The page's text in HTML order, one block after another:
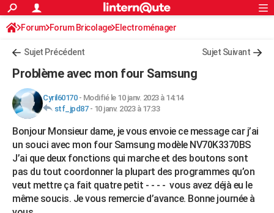
ACTUALITÉS
Politique
Société
Faits Divers
Education
Monde
Villes
+
FINANCE
Retraite
Impôts
Epargne
Immobilier
Risques naturels par ville
Banque
Assurance
Crédit
AUTO
Essais
Réserver un essai
Citadines
Berlines
SUV
Forum auto
+HIGH-TECH
Mobiles
Meilleur smartphone
Internet
Ordinateurs
Jeux vidéo
Guide high-tech
+BRICOLAGE
Forum
Aménagement intérieur
Extérieur
Cuisine
Salle de bains
Jardinage
Rangement
WEEK-END
Guides de France
Escapades
Patrimoine
Expositions
Musées
Week-end nature
+
S'inscrire
Connexion
Forum Forum Bricolage Electroménager
Sujet Précédent Sujet Suivant
Problème avec mon four Samsung
Cyril60170- Modifié le 10 janv. 2023 à 14:14
stf_jpd87- 10 janv. 2023 à 17:33
Bonjour Monsieur dame, je vous envoie ce message car j’ai
un souci avec mon four Samsung modèle NV70K3370BS
J’ai que deux fonctions qui marche et des boutons sont
pas du tout coordonner la plupart des programmes qu’on
veut mettre ça fait quatre petit - - - - vous avez déjà eu le
même soucis. Je vous remercie d’avance. Bonne journée à